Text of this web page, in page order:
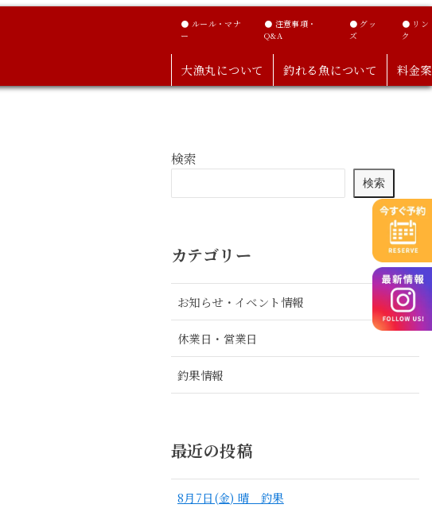
● ルール・マナ
ー
● 注意事項・
Q&A
● グッ
ズ
● リン
ク
大漁丸について 釣れる魚について 料金
検索
検索
カテゴリー
お知らせ・イベント情報
休業日・営業日
釣果情報
最近の投稿
8月7日(金) 晴 釣果